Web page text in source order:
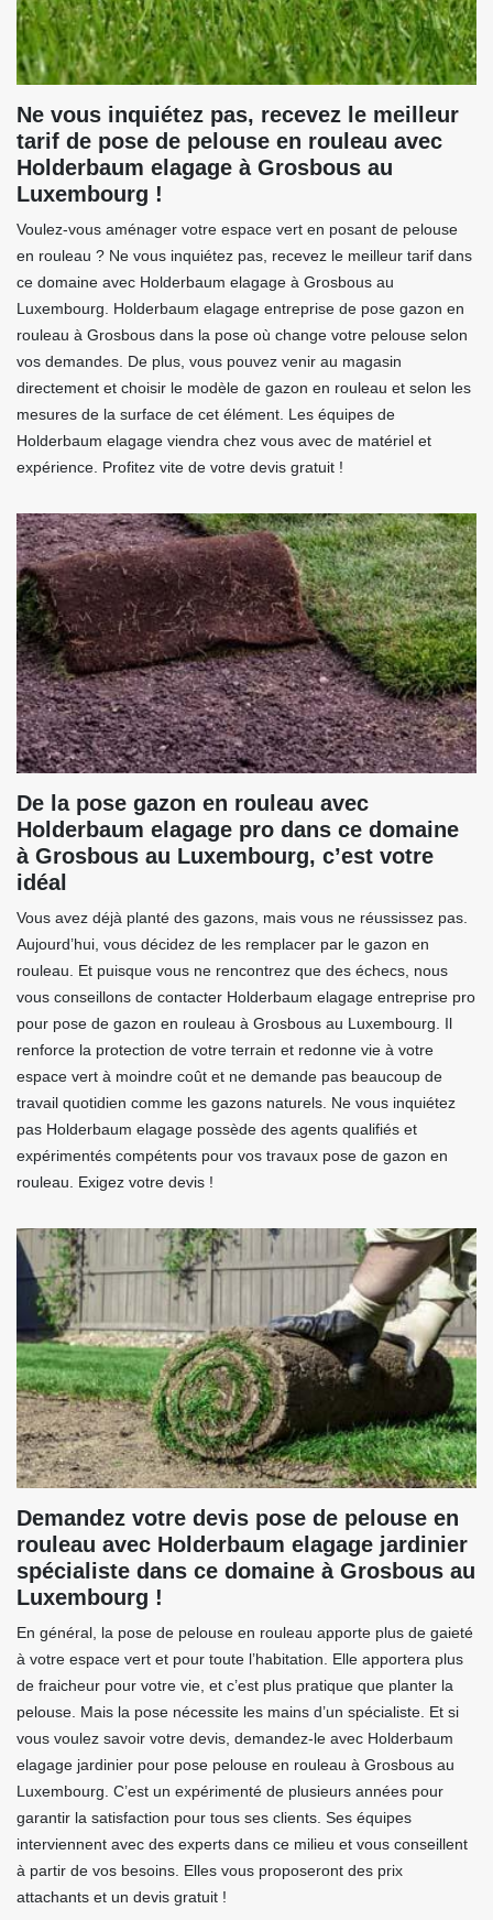
Ne vous inquiétez pas, recevez le meilleur
tarif de pose de pelouse en rouleau avec
Holderbaum elagage à Grosbous au
Luxembourg !
Voulez-vous aménager votre espace vert en posant de pelouse
en rouleau ? Ne vous inquiétez pas, recevez le meilleur tarif dans
ce domaine avec Holderbaum elagage à Grosbous au
Luxembourg. Holderbaum elagage entreprise de pose gazon en
rouleau à Grosbous dans la pose où change votre pelouse selon
vos demandes. De plus, vous pouvez venir au magasin
directement et choisir le modèle de gazon en rouleau et selon les
mesures de la surface de cet élément. Les équipes de
Holderbaum elagage viendra chez vous avec de matériel et
expérience. Profitez vite de votre devis gratuit !
De la pose gazon en rouleau avec
Holderbaum elagage pro dans ce domaine
à Grosbous au Luxembourg, c’est votre
idéal
Vous avez déjà planté des gazons, mais vous ne réussissez pas.
Aujourd’hui, vous décidez de les remplacer par le gazon en
rouleau. Et puisque vous ne rencontrez que des échecs, nous
vous conseillons de contacter Holderbaum elagage entreprise pro
pour pose de gazon en rouleau à Grosbous au Luxembourg. Il
renforce la protection de votre terrain et redonne vie à votre
espace vert à moindre coût et ne demande pas beaucoup de
travail quotidien comme les gazons naturels. Ne vous inquiétez
pas Holderbaum elagage possède des agents qualifiés et
expérimentés compétents pour vos travaux pose de gazon en
rouleau. Exigez votre devis !
Demandez votre devis pose de pelouse en
rouleau avec Holderbaum elagage jardinier
spécialiste dans ce domaine à Grosbous au
Luxembourg !
En général, la pose de pelouse en rouleau apporte plus de gaieté
à votre espace vert et pour toute l’habitation. Elle apportera plus
de fraicheur pour votre vie, et c’est plus pratique que planter la
pelouse. Mais la pose nécessite les mains d’un spécialiste. Et si
vous voulez savoir votre devis, demandez-le avec Holderbaum
elagage jardinier pour pose pelouse en rouleau à Grosbous au
Luxembourg. C’est un expérimenté de plusieurs années pour
garantir la satisfaction pour tous ses clients. Ses équipes
interviennent avec des experts dans ce milieu et vous conseillent
à partir de vos besoins. Elles vous proposeront des prix
attachants et un devis gratuit !